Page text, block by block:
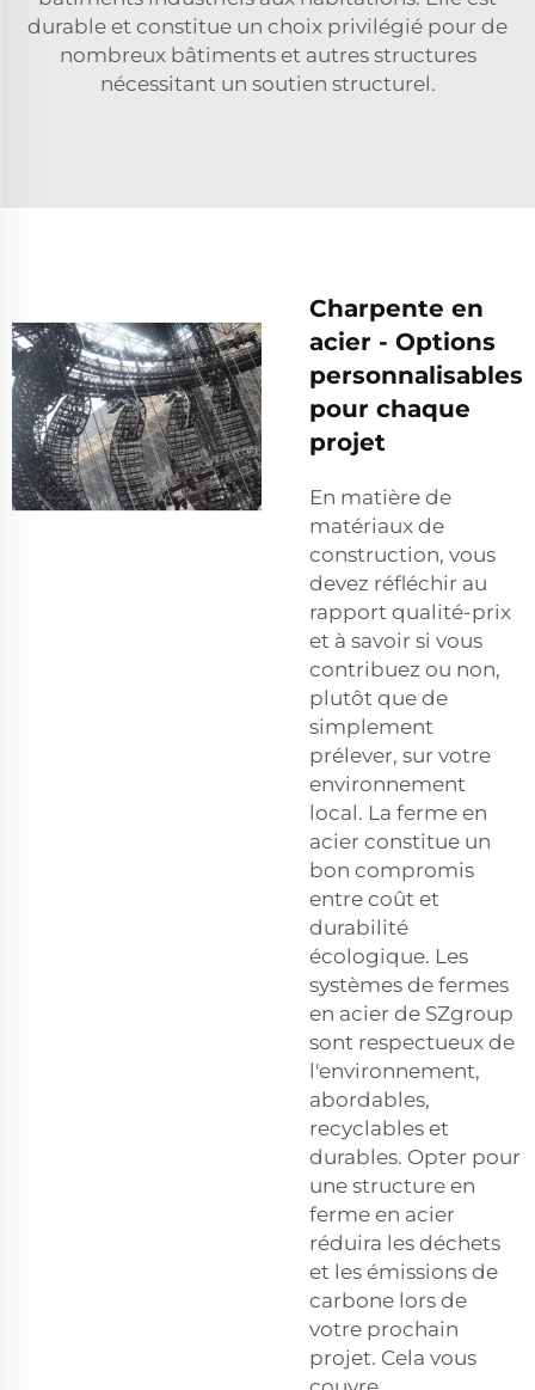
durable et constitue un choix privilégié pour de
nombreux bâtiments et autres structures
nécessitant un soutien structurel.
Charpente en
acier - Options
personnalisables
pour chaque
projet
En matière de
matériaux de
construction, vous
devez réfléchir au
rapport qualité-prix
et à savoir si vous
contribuez ou non,
plutôt que de
simplement
prélever, sur votre
environnement
local. La ferme en
acier constitue un
bon compromis
entre coût et
durabilité
écologique. Les
systèmes de fermes
en acier de SZgroup
sont respectueux de
l'environnement,
abordables,
recyclables et
durables. Opter pour
une structure en
ferme en acier
réduira les déchets
et les émissions de
carbone lors de
votre prochain
projet. Cela vous